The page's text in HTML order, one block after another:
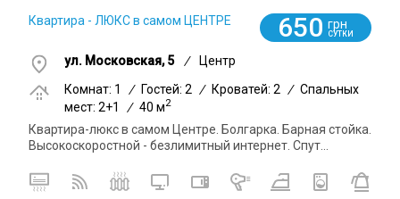
Квартира - ЛЮКС в самом ЦЕНТРЕ 650 грн
СУТКИ
ул. Московская, 5 /
Центр
Комнат: 1
/ Гостей: 2 / Кроватей: 2 / Спальных
мест: 2+1
/ 40 м2
Квартира-люкс в самом Центре. Болгарка. Барная стойка.
Высокоскоростной - безлимитный интернет. Спут...